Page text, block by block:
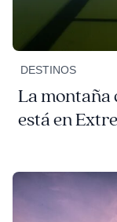
DESTINOS
La montaña
está en